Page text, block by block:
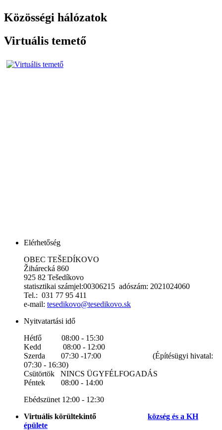
Közösségi hálózatok
Virtuális temető
Elérhetőség
OBEC TEŠEDÍKOVO
Žihárecká 860
925 82 Tešedíkovo
statisztikai számjel:00306215 adószám: 2021024060
Tel.: 031 77 95 411
e-mail: tesedikovo@tesedikovo.sk
Nyitvatartási idő
Hétfő 08:00 - 15:30
Kedd 08:00 - 12:00
Szerda 07:30 -17:00 (Építésügyi hivatal:
07:30 - 16:30)
Csütörtök NINCS ÜGYFÉLFOGADÁS
Péntek 08:00 - 14:00
Ebédszünet 12:00 - 12:30
Virtuális körültekintő község és a KH
épülete